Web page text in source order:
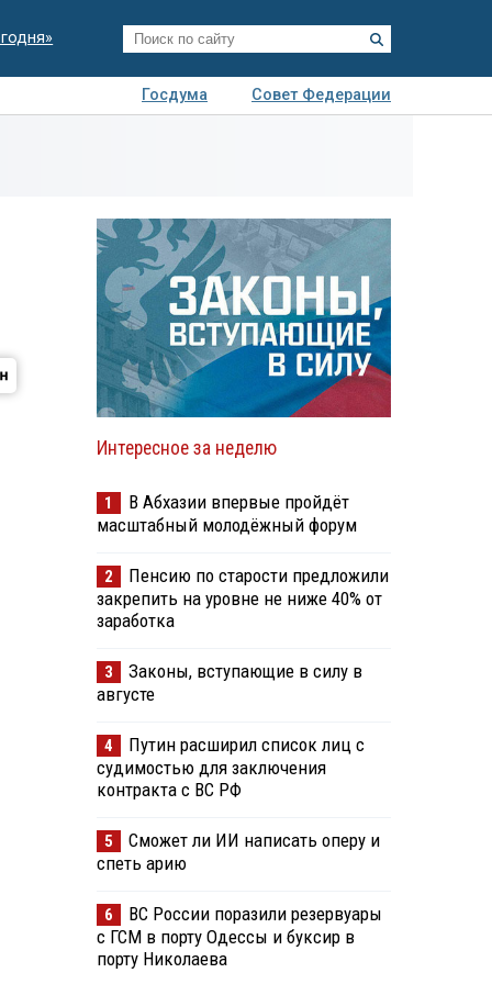
Госдума
Совет Федерации
Интересное за неделю
1
В Абхазии впервые пройдёт
масштабный молодёжный форум
2
Пенсию по старости предложили
закрепить на уровне не ниже 40% от
заработка
3
Законы, вступающие в силу в
августе
4
Путин расширил список лиц с
судимостью для заключения
контракта с ВС РФ
5
Сможет ли ИИ написать оперу и
спеть арию
6
ВС России поразили резервуары
с ГСМ в порту Одессы и буксир в
порту Николаева